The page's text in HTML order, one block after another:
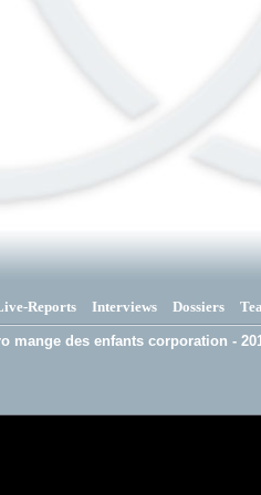
Reports Interviews Dossiers
mange des enfants corporation -